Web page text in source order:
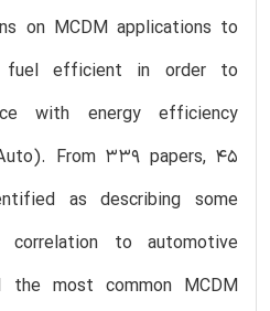
on MCDM applications to
fuel efficient in order to
with energy efficiency
From 339 papers, 45
as describing some
correlation to automotive
the most common MCDM